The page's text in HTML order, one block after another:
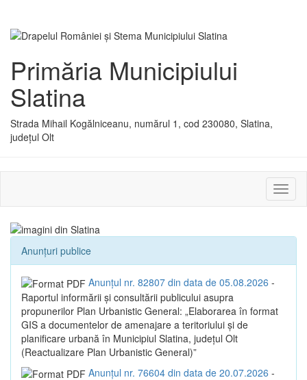
Primăria Municipiului
Slatina
Strada Mihail Kogălniceanu, numărul 1, cod 230080, Slatina,
județul Olt
sau
Anunțuri publice
Anunțul nr. 82807 din data de 05.08.2026 -
Raportul informării și consultării publicului asupra
propunerilor Plan Urbanistic General: „Elaborarea în format
GIS a documentelor de amenajare a teritoriului și de
planificare urbană în Municipiul Slatina, județul Olt
(Reactualizare Plan Urbanistic General)”
Anunțul nr. 76604 din data de 20.07.2026 -